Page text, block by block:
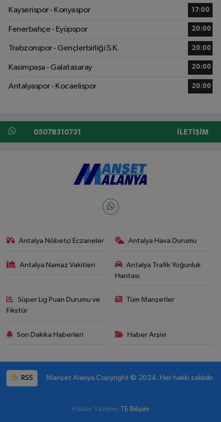
Kayserispor - Konyaspor
17:00
Fenerbahçe - Eyüpspor 20:00
Trabzonspor - Gençlerbirliği S.K. 20:00
Kasımpaşa - Galatasaray 20:00
Antalyaspor - Kocaelispor 20:00
05078310731 İLETIŞIM
Antalya Nöbetçi Eczaneler Antalya Hava Durumu
Antalya Namaz Vakitleri
Antalya Trafik Yoğunluk
Haritası
Süper Lig Puan Durumu ve
Fikstür
Tüm Manşetler
Son Dakika Haberleri Haber Arşivi
RSS Manşet Alanya Copyright © 2024. Her hakkı saklıdır.
Haber Yazılımı: TE Bilişim